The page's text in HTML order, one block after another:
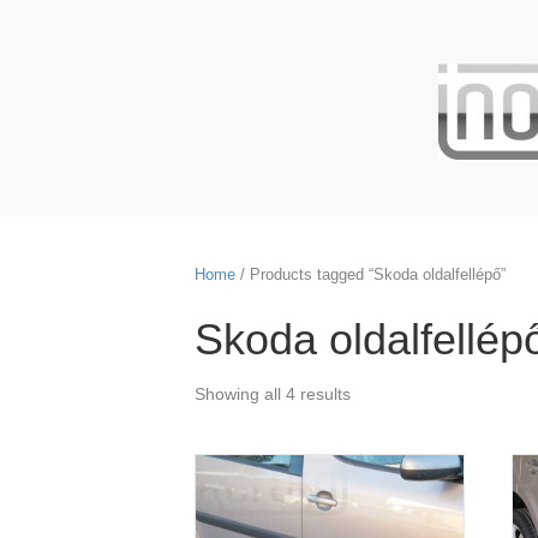
Home / Products tagged “Skoda oldalfellépő”
Skoda
Showing all 4 results